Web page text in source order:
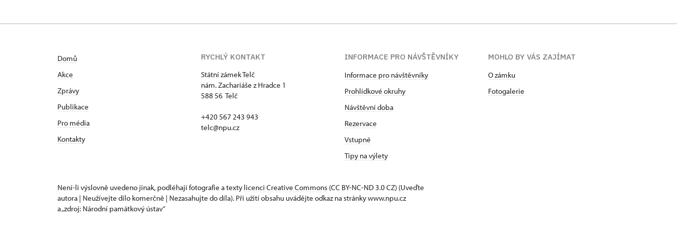
Domů
Akce
Zprávy
Publikace
Pro média
Kontakty
RYCHLÝ KONTAKT
Státní zámek Telč
nám. Zachariáše z Hradce 1
588 56 Telč
+420 567 243 943
telc@npu.cz
INFORMACE PRO NÁVŠTĚVNÍKY
Informace pro návštěvníky
Prohlídkové okruhy
Návštěvní doba
Rezervace
Vstupné
Tipy na výlety
MOHLO BY VÁS ZAJÍMAT
O zámku
Fotogalerie
Není-li výslovně uvedeno jinak, podléhají fotografie a texty licenci Creative Commons (CC BY-NC-ND 3.0 CZ) (Uveďte
autora | Neužívejte dílo komerčně | Nezasahujte do díla). Při užití obsahu uvádějte odkaz na stránky www.npu.cz
a „zdroj: Národní památkový ústav“